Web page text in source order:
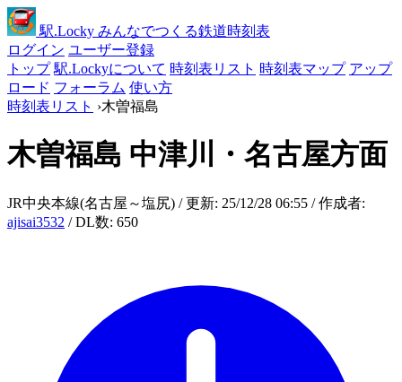
駅.Locky みんなでつくる鉄道時刻表
ログイン ユーザー登録
トップ 駅.Lockyについて 時刻表リスト 時刻表マップ アップ
ロード フォーラム 使い方
時刻表リスト ›木曽福島
木曽福島 中津川・名古屋方面
JR中央本線(名古屋～塩尻) / 更新: 25/12/28 06:55 / 作成者:
ajisai3532 / DL数: 650